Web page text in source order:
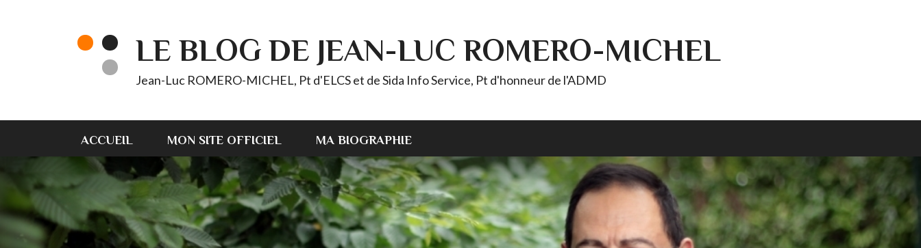
LE BLOG DE JEAN-LUC ROMERO-MICHEL
Jean-Luc ROMERO-MICHEL, Pt d'ELCS et de Sida Info Service, Pt d'honneur de l'ADMD
ACCUEIL MON SITE OFFICIEL MA BIOGRAPHIE